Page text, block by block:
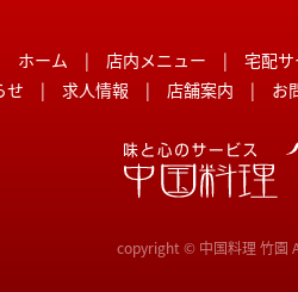
ホーム | 店内メニュー | 宅配
せ | 求人情報 | 店舗案内 | お
copyright © 中国料理 竹園